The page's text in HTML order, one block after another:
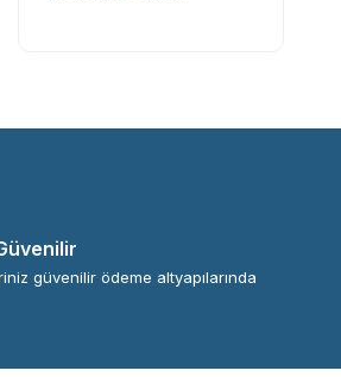
güvenilir ödeme altyapılarında